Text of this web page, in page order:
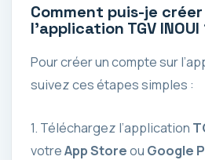
Comment puis-je
l’application TGV INOUI
Pour créer un compte sur
suivez ces étapes simples :
1. Téléchargez l’application
votreApp Storeou Google